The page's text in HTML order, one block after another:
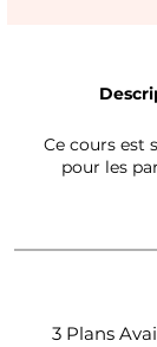
Ce cours est
pour les
3 Plans